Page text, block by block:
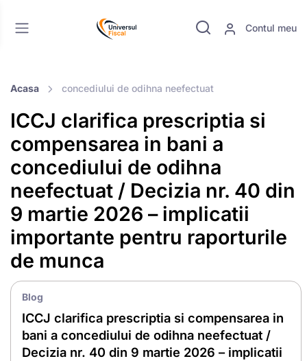
Contul meu
Acasa concediului de odihna neefectuat
ICCJ clarifica prescriptia si
compensarea in bani a
concediului de odihna
neefectuat / Decizia nr. 40 din
9 martie 2026 – implicatii
importante pentru raporturile
de munca
Blog
ICCJ clarifica prescriptia si compensarea in
bani a concediului de odihna neefectuat /
Decizia nr. 40 din 9 martie 2026 – implicatii